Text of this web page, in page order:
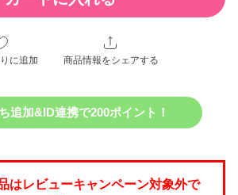
に追加 商品情報をシェアする
追加&ID連携で200ポイント！
はレビューキャンペーン対象外で